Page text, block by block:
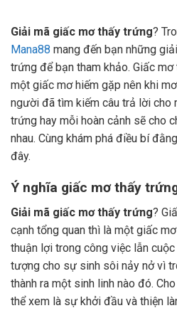
Giải mã giấc mơ thấy trứng?
Mana88 mang đến bạn những
trứng để bạn tham khảo. Giấc
một giấc mơ hiếm gặp nên khi
người đã tìm kiếm câu trả lời cho
trứng hay mỗi hoàn cảnh sẽ cho
nhau. Cùng khám phá điều bí
đây.
Ý nghĩa giấc mơ thấy
Giải mã giấc mơ thấy trứng?
cạnh tổng quan thì là một giấc
thuận lợi trong công việc lẫn
tượng cho sự sinh sôi nảy nở vì
thành ra một sinh linh nào đó.
thể xem là sự khởi đầu và thiện